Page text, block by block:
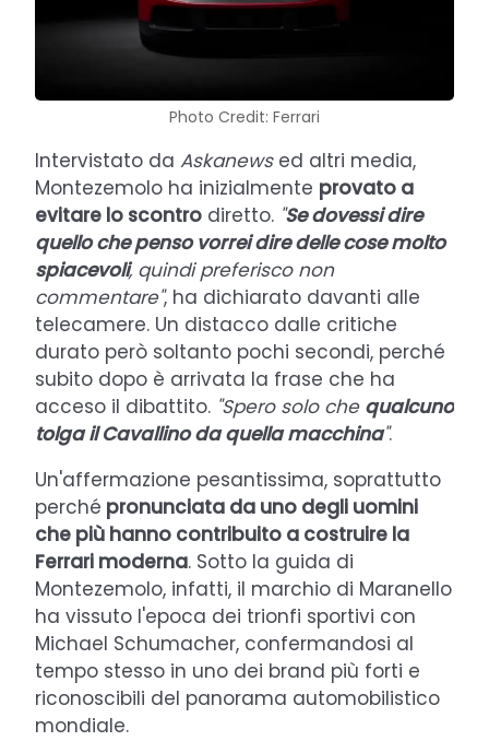
Photo Credit: Ferrari
Intervistato da Askanewsed altri media,
Montezemolo ha inizialmente provato a
evitare lo scontro diretto. "Se dovessi dire
quello che penso vorrei dire delle cose molto
spiacevoli, quindi preferisco non
commentare", ha dichiarato davanti alle
telecamere. Un distacco dalle critiche
durato però soltanto pochi secondi, perché
subito dopo è arrivata la frase che ha
acceso il dibattito. "Spero solo che qualcuno
tolga il Cavallino da quella macchina".
Un'affermazione pesantissima, soprattutto
perché pronunciata da uno degli uomini
che più hanno contribuito a costruire la
Ferrari moderna. Sotto la guida di
Montezemolo, infatti, il marchio di Maranello
ha vissuto l'epoca dei trionfi sportivi con
Michael Schumacher, confermandosi al
tempo stesso in uno dei brand più forti e
riconoscibili del panorama automobilistico
mondiale.